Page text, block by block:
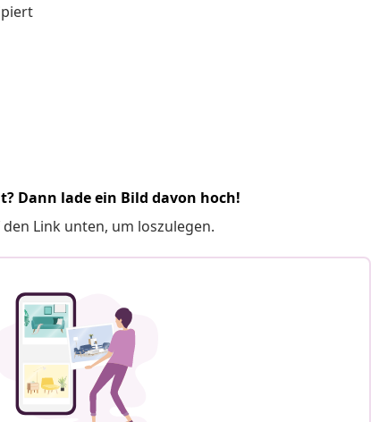
Dann lade ein Bild davon hoch!
Link unten, um loszulegen.